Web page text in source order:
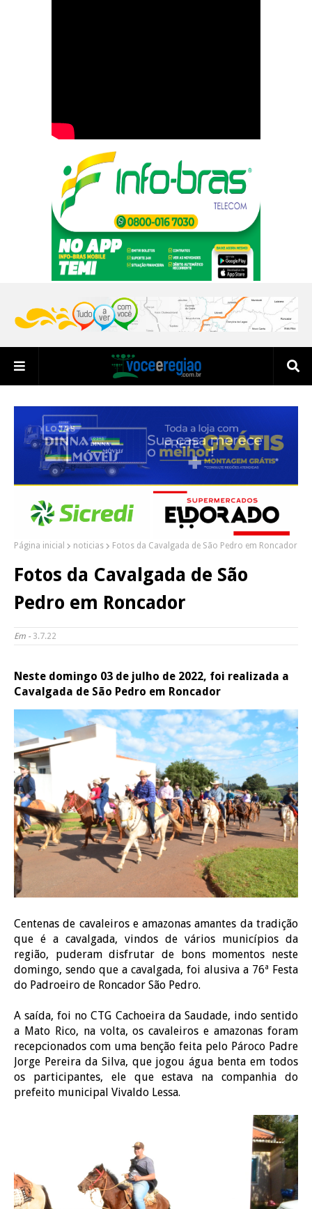
Página inicial noticias Fotos da Cavalgada de São Pedro em Roncador
Fotos da Cavalgada de São
Pedro em Roncador
Em - 3.7.22
Neste domingo 03 de julho de 2022, foi realizada a
Cavalgada de São Pedro em Roncador
Centenas de cavaleiros e amazonas amantes da tradição
que é a cavalgada, vindos de vários municípios da
região, puderam disfrutar de bons momentos neste
domingo, sendo que a cavalgada, foi alusiva a 76ª Festa
do Padroeiro de Roncador São Pedro.
A saída, foi no CTG Cachoeira da Saudade, indo sentido
a Mato Rico, na volta, os cavaleiros e amazonas foram
recepcionados com uma benção feita pelo Pároco Padre
Jorge Pereira da Silva, que jogou água benta em todos
os participantes, ele que estava na companhia do
prefeito municipal Vivaldo Lessa.